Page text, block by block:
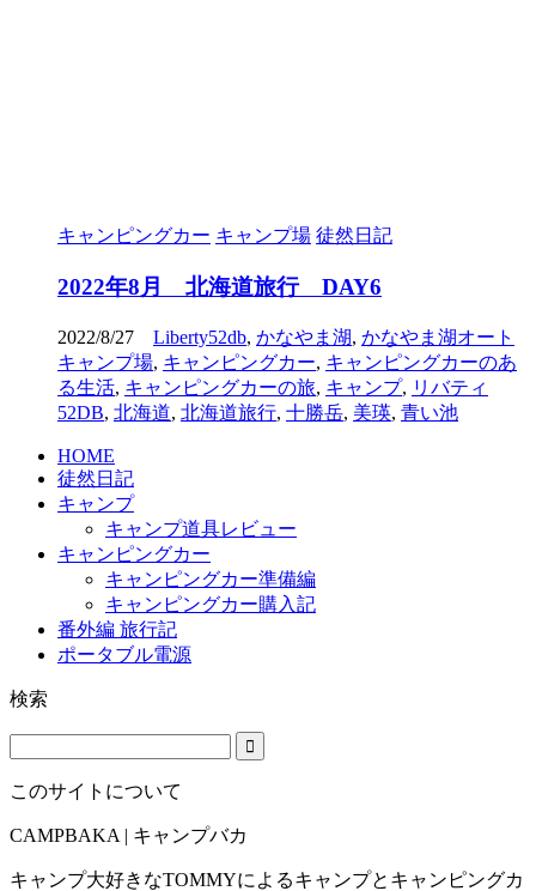
キャンピングカー キャンプ場 徒然日記
2022年8月 北海道旅行 DAY6
2022/8/27 Liberty52db, かなやま湖, かなやま湖オート
キャンプ場, キャンピングカー, キャンピングカーのあ
る生活, キャンピングカーの旅, キャンプ, リバティ
52DB, 北海道, 北海道旅行, 十勝岳, 美瑛, 青い池
HOME
徒然日記
キャンプ
キャンプ道具レビュー
キャンピングカー
キャンピングカー準備編
キャンピングカー購入記
番外編 旅行記
ポータブル電源
検索
このサイトについて
CAMPBAKA | キャンプバカ
キャンプ大好きなTOMMYによるキャンプとキャンピングカ